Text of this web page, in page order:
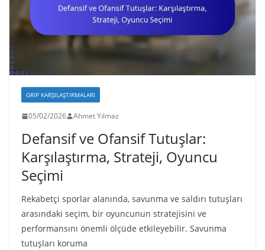
GRIP KARŞILAŞTIRMALARI
05/02/2026 Ahmet Yılmaz
Defansif ve Ofansif Tutuşlar:
Karşılaştırma, Strateji, Oyuncu
Seçimi
Rekabetçi sporlar alanında, savunma ve saldırı tutuşları
arasındaki seçim, bir oyuncunun stratejisini ve
performansını önemli ölçüde etkileyebilir. Savunma
tutuşları koruma